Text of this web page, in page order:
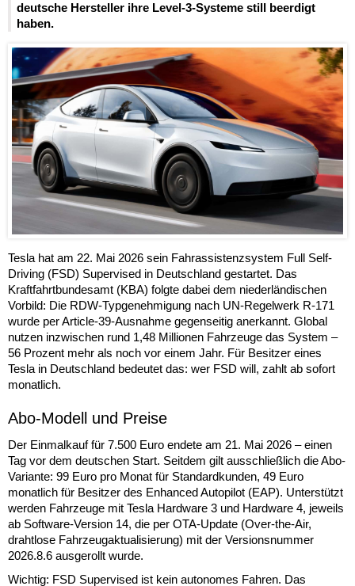
deutsche Hersteller ihre Level-3-Systeme still beerdigt
haben.
Tesla hat am 22. Mai 2026 sein Fahrassistenzsystem Full Self-
Driving (FSD) Supervised in Deutschland gestartet. Das
Kraftfahrtbundesamt (KBA) folgte dabei dem niederländischen
Vorbild: Die RDW-Typgenehmigung nach UN-Regelwerk R-171
wurde per Article-39-Ausnahme gegenseitig anerkannt. Global
nutzen inzwischen rund 1,48 Millionen Fahrzeuge das System –
56 Prozent mehr als noch vor einem Jahr. Für Besitzer eines
Tesla in Deutschland bedeutet das: wer FSD will, zahlt ab sofort
monatlich.
Abo-Modell und Preise
Der Einmalkauf für 7.500 Euro endete am 21. Mai 2026 – einen
Tag vor dem deutschen Start. Seitdem gilt ausschließlich die Abo-
Variante: 99 Euro pro Monat für Standardkunden, 49 Euro
monatlich für Besitzer des Enhanced Autopilot (EAP). Unterstützt
werden Fahrzeuge mit Tesla Hardware 3 und Hardware 4, jeweils
ab Software-Version 14, die per OTA-Update (Over-the-Air,
drahtlose Fahrzeugaktualisierung) mit der Versionsnummer
2026.8.6 ausgerollt wurde.
Wichtig: FSD Supervised ist kein autonomes Fahren. Das